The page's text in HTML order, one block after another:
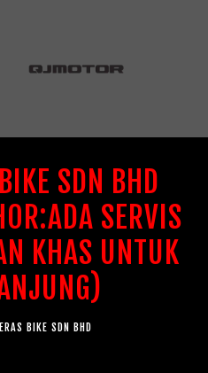
SDN BHD
SERVIS
KHAS UNTUK
BIKE SDN BHD